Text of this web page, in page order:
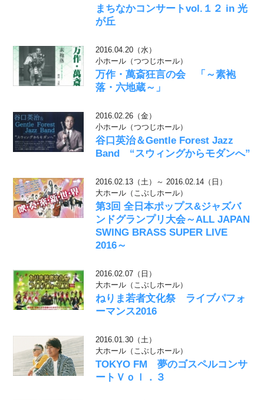
まちなかコンサートvol.１２ in 光
が丘
2016.04.20（水）
小ホール（つつじホール）
万作・萬斎狂言の会 「～素袍
落・六地蔵～」
2016.02.26（金）
小ホール（つつじホール）
谷口英治＆Gentle Forest Jazz
Band “スウィングからモダンへ”
2016.02.13（土）～ 2016.02.14（日）
大ホール（こぶしホール）
第3回 全日本ポップス&ジャズバ
ンドグランプリ大会～ALL JAPAN
SWING BRASS SUPER LIVE
2016～
2016.02.07（日）
大ホール（こぶしホール）
ねりま若者文化祭 ライブパフォ
ーマンス2016
2016.01.30（土）
大ホール（こぶしホール）
TOKYO FM 夢のゴスペルコンサ
ートＶｏｌ．３